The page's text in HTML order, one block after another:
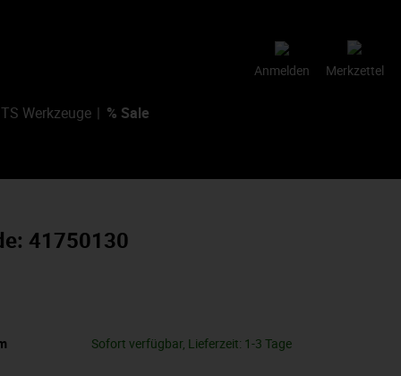
Merkzettel
Anmelden
Werkzeuge % Sale
41750130
Sofort verfügbar, Lieferzeit: 1-3 Tage